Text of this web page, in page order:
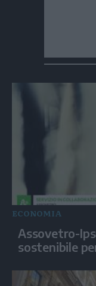
ECONOMIA
Assovetro-
sostenibile